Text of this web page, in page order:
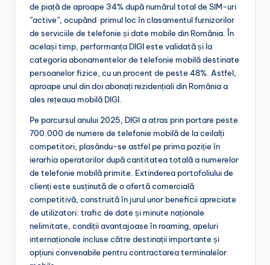
de piață de aproape 34% după numărul total de SIM-uri
”active”, ocupând primul loc în clasamentul furnizorilor
de serviciile de telefonie și date mobile din România. În
același timp, performanța DIGI este validată și la
categoria abonamentelor de telefonie mobilă destinate
persoanelor fizice, cu un procent de peste 48%. Astfel,
aproape unul din doi abonați rezidențiali din România a
ales rețeaua mobilă DIGI.
Pe parcursul anului 2025, DIGI a atras prin portare peste
700.000 de numere de telefonie mobilă de la ceilalți
competitori, plasându-se astfel pe prima poziție în
ierarhia operatorilor după cantitatea totală a numerelor
de telefonie mobilă primite. Extinderea portofoliului de
clienți este susținută de o ofertă comercială
competitivă, construită în jurul unor beneficii apreciate
de utilizatori: trafic de date și minute naționale
nelimitate, condiții avantajoase în roaming, apeluri
internaționale incluse către destinații importante și
opțiuni convenabile pentru contractarea terminalelor